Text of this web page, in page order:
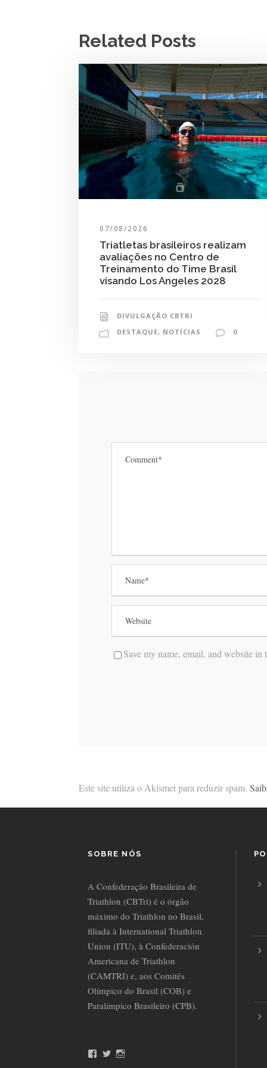
Related Posts
07/08/2026
Triatletas brasileiros realizam
avaliações no Centro de
Treinamento do Time Brasil
visando Los Angeles 2028
DIVULGAÇÃO CBTRI
DESTAQUE, NOTÍCIAS 0
Save my name, email, and website
Este site utiliza o Akismet para reduzir spam.
SOBRE NÓS
A Confederação Brasileira de
Triathlon (CBTri) é o órgão
máximo do Triathlon no Brasil,
filiada à International Triathlon
Union (ITU), à Confederación
Americana de Triathlon
(CAMTRI) e, aos Comitês
Olímpico do Brasil (COB) e
Paralímpico Brasileiro (CPB).
T